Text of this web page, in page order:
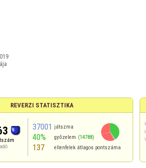
REVERZI STATISZTIKA
37001 játszma
40% győzelem (14788)
137 ellenfelek átlagos pontszáma